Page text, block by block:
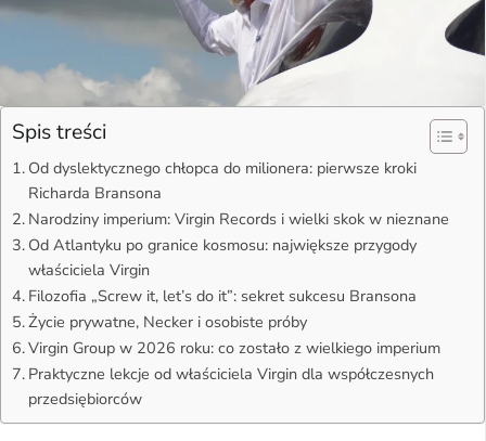
Spis treści
Od dyslektycznego chłopca do milionera: pierwsze kroki
Richarda Bransona
Narodziny imperium: Virgin Records i wielki skok w nieznane
Od Atlantyku po granice kosmosu: największe przygody
właściciela Virgin
Filozofia „Screw it, let’s do it”: sekret sukcesu Bransona
Życie prywatne, Necker i osobiste próby
Virgin Group w 2026 roku: co zostało z wielkiego imperium
Praktyczne lekcje od właściciela Virgin dla współczesnych
przedsiębiorców